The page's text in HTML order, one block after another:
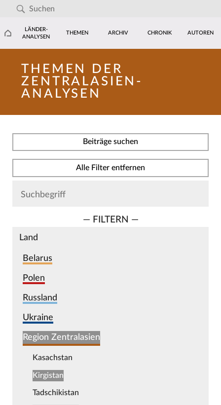
LÄNDER-
ANALYSEN
THEMEN ARCHIV CHRONIK AUTOREN
THEMEN DER
ZENTRALASIEN-
ANALYSEN
Beiträge suchen
Alle Filter entfernen
— FILTERN —
Land
Belarus
Polen
Russland
Ukraine
Region Zentralasien
Kasachstan
Kirgistan
Tadschikistan